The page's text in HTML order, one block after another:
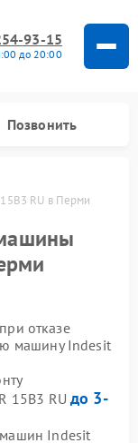
93-15
до 20:00
Позвонить
RU в Перми
отказе
машину Indesit
15B3 RU до 3-
Indesit